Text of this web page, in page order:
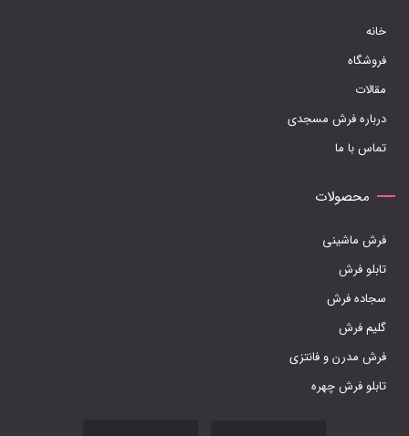
است
صفحه
محصول
انتخاب
خانه
فروشگاه
مقالات
درباره فرش مسجدی
تماس با ما
محصولات
فرش ماشینی
تابلو فرش
سجاده فرش
گلیم فرش
فرش مدرن و فانتزی
تابلو فرش چهره